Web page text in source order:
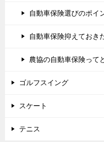
自動車保険選びのポイ
自動車保険抑えておき
農協の自動車保険って
ゴルフスイング
スケート
テニス